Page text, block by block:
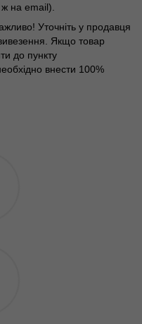
на email).
Уточніть у продавця
Якщо товар
до пункту
внести 100%